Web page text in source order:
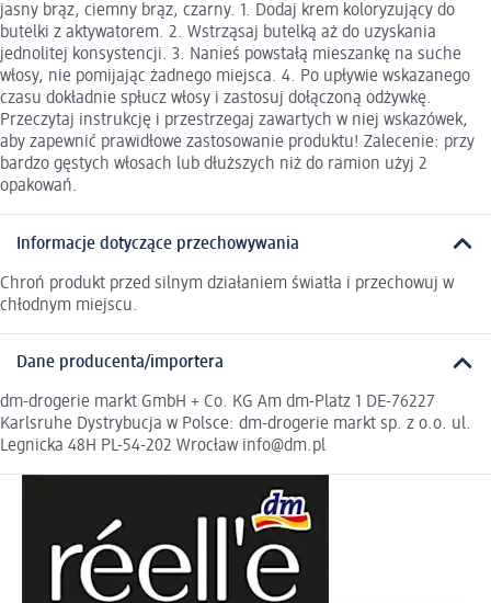
jasny brąz, ciemny brąz, czarny. 1. Dodaj krem koloryzujący do
butelki z aktywatorem. 2. Wstrząsaj butelką aż do uzyskania
jednolitej konsystencji. 3. Nanieś powstałą mieszankę na suche
włosy, nie pomijając żadnego miejsca. 4. Po upływie wskazanego
czasu dokładnie spłucz włosy i zastosuj dołączoną odżywkę.
Przeczytaj instrukcję i przestrzegaj zawartych w niej wskazówek,
aby zapewnić prawidłowe zastosowanie produktu! Zalecenie: przy
bardzo gęstych włosach lub dłuższych niż do ramion użyj 2
opakowań.
Informacje dotyczące przechowywania
Chroń produkt przed silnym działaniem światła i przechowuj w
chłodnym miejscu.
Dane producenta/importera
dm-drogerie markt GmbH + Co. KG Am dm-Platz 1 DE-76227
Karlsruhe Dystrybucja w Polsce: dm-drogerie markt sp. z o.o. ul.
Legnicka 48H PL-54-202 Wrocław info@dm.pl